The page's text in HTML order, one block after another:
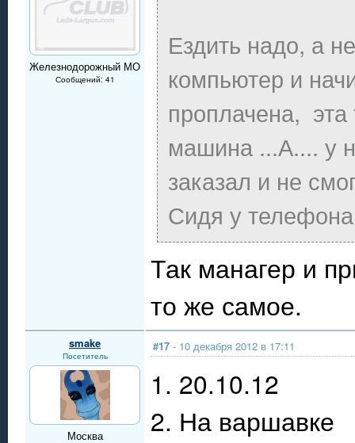
Железнодорожный МО
Сообщений: 41
Ездить надо, а
компьютер и
проплачена,
машина ...А.... у
заказал и не
Сидя у
Так манагер и
то же самое.
smake
Посетитель
Москва
#17 - 10 декабря 2012 в 17:11
1. 20.10.12
2. На варшавке